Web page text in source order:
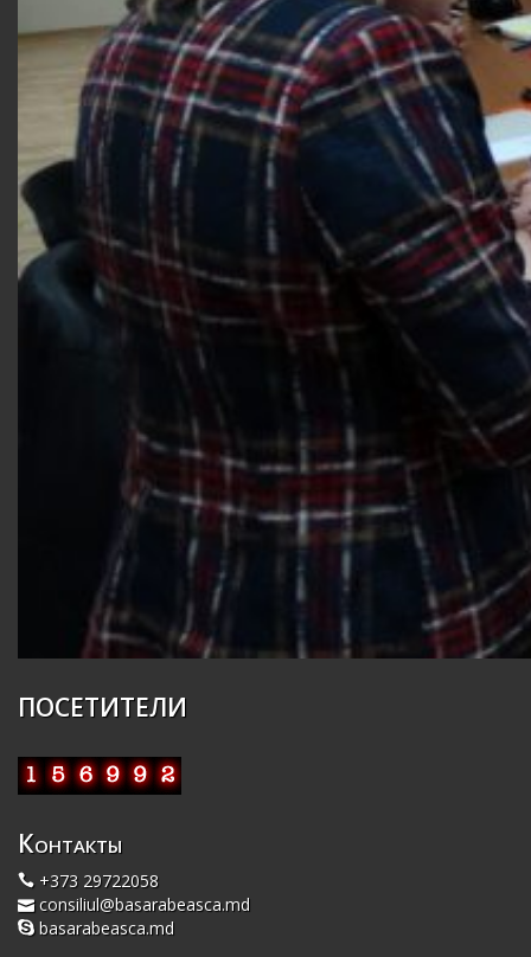
ПОСЕТИТЕЛИ
Контакты
+373 29722058
consiliul@basarabeasca.md
basarabeasca.md